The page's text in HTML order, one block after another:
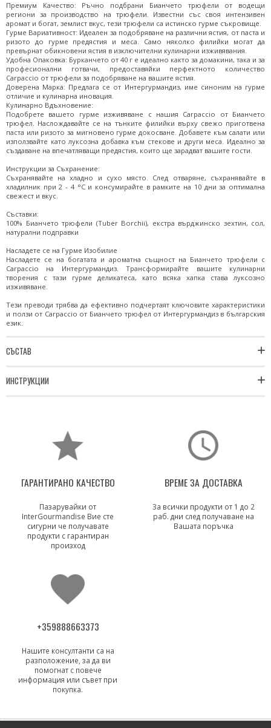
Премиум Качество: Ръчно подбрани Бианчето трюфели от водещи
региони за производство на трюфели. Известни със своя интензивен
аромат и богат, землист вкус, тези трюфели са истинско гурме съкровище.
Гурме Вариативност: Идеален за подобряване на различни ястия, от паста и
ризото до гурме предястия и меса. Само няколко филийки могат да
превърнат обикновени ястия в изключителни кулинарни изживявания.
Удобна Опаковка: Бурканчето от 40 г е идеално както за домакини, така и за
професионални готвачи, предоставяйки перфектното количество
Carpaccio от трюфели за подобряване на вашите ястия.
Доверена Марка: Предлага се от Интергурмандиз, име синоним на гурме
отличие и кулинарна иновация.
Кулинарно Вдъхновение:
Подобрете вашето гурме изживяване с нашия Carpaccio от Бианчето
трюфел. Наслождавайте се на тънките филийки върху свежо приготвена
паста или ризото за мигновено гурме докосване. Добавете към салати или
използвайте като луксозна добавка към стекове и други меса. Идеално за
създаване на впечатляващи предястия, които ще зарадват вашите гости.
Инструкции за Съхранение:
Съхранявайте на хладно и сухо място. След отваряне, съхранявайте в
хладилник при 2 - 4 °C и консумирайте в рамките на 10 дни за оптимална
свежест и вкус.
Съставки:
100% Бианчето трюфели (Tuber Borchii), екстра върджинско зехтин, сол,
натурални подправки
Насладете се на Гурме Изобилие
Насладете се на богатата и ароматна същност на Бианчето трюфели с
Carpaccio на Интергурмандиз. Трансформирайте вашите кулинарни
творения с тази гурме деликатеса, като всяка хапка става луксозно
изживяване.
Тези преводи трябва да ефективно подчертаят ключовите характеристики
и ползи от Carpaccio от Бианчето трюфел от Интергурмандиз в българския
език.
СЪСТАВ
ИНСТРУКЦИИ
ГАРАНТИРАНО КАЧЕСТВО
Пазарувайки от
InterGourmandise Вие сте
сигурни че получавате
продукти с гарантиран
произход
ВРЕМЕ ЗА ДОСТАВКА
За всички продукти от 1 до 2
раб. дни след получаване на
Вашата поръчка
+359888663373
Нашите консултанти са на
разположение, за да ви
помогнат с повече
информация или съвет при
покупка.